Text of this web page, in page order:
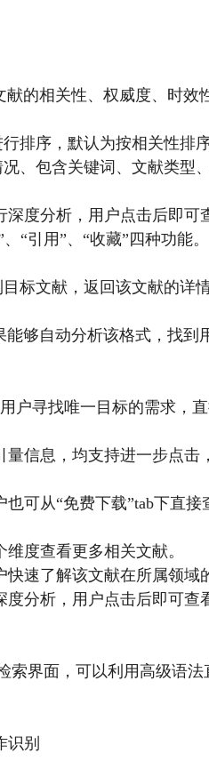
的相关性、权威度、时
排序，默认为按相关性排序
、包含关键词、文献类型
度分析，用户点击后即可
“引用”、“收藏”四种功能。
标文献，返回该文献的详情
够自动分析该格式，找到
户寻找唯一目标的需求，
信息，均支持进一步点
可从“免费下载”tab下直
度查看更多相关文献。
速了解该文献在所属领域
分析，用户点击后即可查
界面，可以利用高级语法
识别